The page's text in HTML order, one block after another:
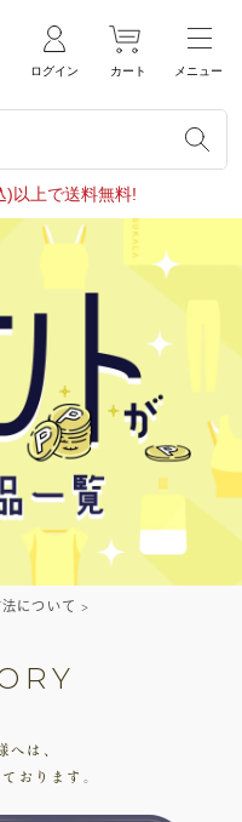
ログイン カート メニュー
)以上で送料無料!
について >
へは、
おります。